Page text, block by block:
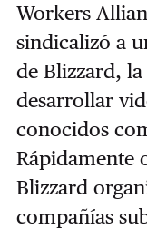
Workers
sindicalizó a
de Blizzard,
desarrollar
conocidos
Rápidamente
Blizzard
compañías